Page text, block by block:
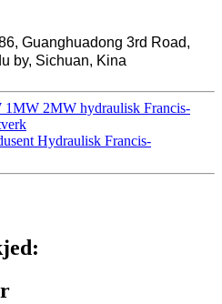
Guanghuadong 3rd Road,
by, Sichuan, Kina
2MW hydraulisk Francis-
Hydraulisk Francis-